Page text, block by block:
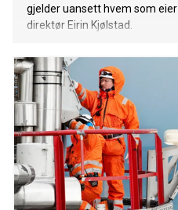
gjelder uansett hvem som
direktør Eirin Kjølstad.